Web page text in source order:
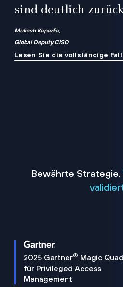
sind deutlich
Mukesh Kapadia,
Global Deputy CISO
Lesen Sie die vollständige
Bewährte Strategie.
2025 Gartner® Magic
für Privileged Access
Management